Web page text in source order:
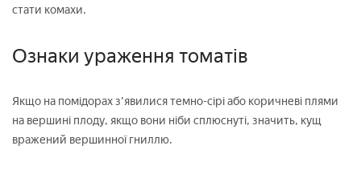
стати комахи.
Ознаки ураження томатів
Якщо на помідорах з'явилися темно-сірі або коричневі плями
на вершині плоду, якщо вони ніби сплюснуті, значить, кущ
вражений вершинної гниллю.